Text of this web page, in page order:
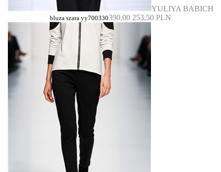
YULIYA BABICH
bluza szara yy700330390,00 253,50 PLN